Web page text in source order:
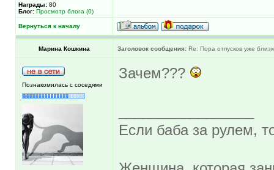
Награды: 80
Блог: Просмотр блога (0)
Вернуться к началу
Марина Кошкина Заголовок сообщения: Re: Пора отпусков уже
Познакомилась с соседями
Зачем???
Если баба за рулем,